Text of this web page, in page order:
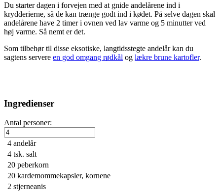
Du starter dagen i forvejen med at gnide andelårene ind i
krydderierne, så de kan trænge godt ind i kødet. På selve dagen skal
andelårene have 2 timer i ovnen ved lav varme og 5 minutter ved
høj varme. Så nemt er det.
Som tilbehør til disse eksotiske, langtidsstegte andelår kan du
sagtens servere en god omgang rødkål og lækre brune kartofler.
Ingredienser
Antal personer:
4 andelår
4 tsk. salt
20 peberkorn
20 kardemommekapsler, kornene
2 stjerneanis